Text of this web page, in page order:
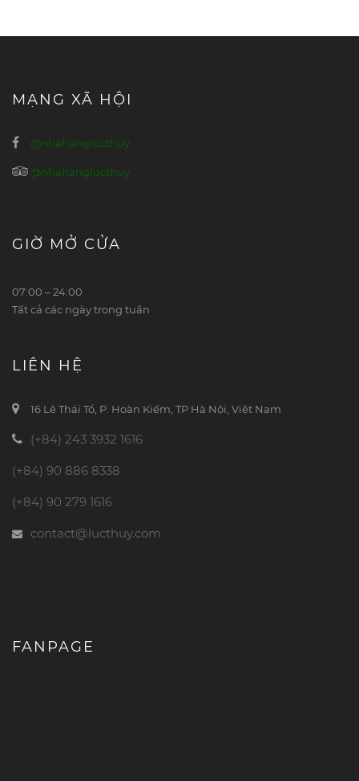
MẠNG XÃ HỘI
@nhahanglucthuy
@nhahanglucthuy
GIỜ MỞ CỬA
07:00 – 24:00
Tất cả các ngày trong tuần
LIÊN HỆ
16 Lê Thái Tổ, P. Hoàn Kiếm, TP Hà Nội, Việt Nam
(+84) 243 3932 1616
(+84) 90 886 8338
(+84) 90 279 1616
contact@lucthuy.com
FANPAGE